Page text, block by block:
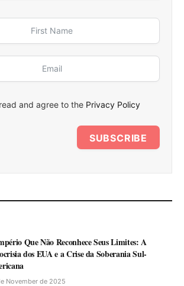
and agree to the Privacy Policy
SUBSCRIBE
Que Não Reconhece Seus Limites: A
dos EUA e a Crise da Soberania Sul-
November de 2025